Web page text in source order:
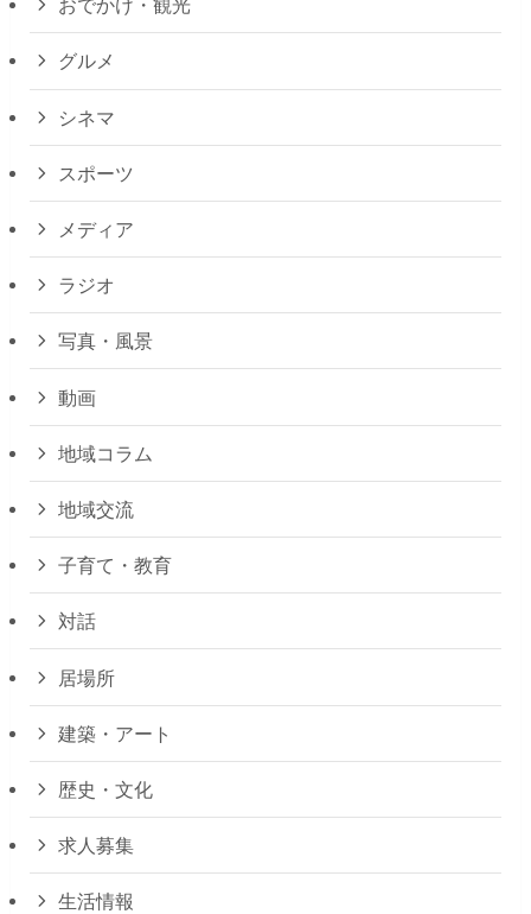
おでかけ・観光
グルメ
シネマ
スポーツ
メディア
ラジオ
写真・風景
動画
地域コラム
地域交流
子育て・教育
対話
居場所
建築・アート
歴史・文化
求人募集
生活情報